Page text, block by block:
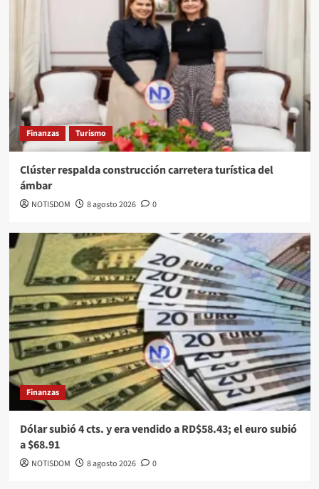
Finanzas Turismo
Clúster respalda construcción carretera turística del
ámbar
NOTISDOM 8 agosto 2026 0
Finanzas
Dólar subió 4 cts. y era vendido a RD$58.43; el euro subió
a $68.91
NOTISDOM 8 agosto 2026 0